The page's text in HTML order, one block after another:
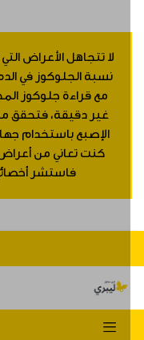
لا تتجاهل الأعراض
نسبة الجلوكوز في
مع قراءة جلوكوز
غير دقيقة، فتحقق من
الإصبع باستخدام
كنت تعاني من أعراض
فاستشر أخصائي